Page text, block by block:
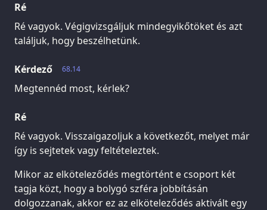
Ré
Ré vagyok. Végigvizsgáljuk mindegyikőtöket és azt
találjuk, hogy beszélhetünk.
68.14
Kérdező
Megtennéd most, kérlek?
Ré
Ré vagyok. Visszaigazoljuk a következőt, melyet már
így is sejtetek vagy feltételeztek.
Mikor az elköteleződés megtörtént e csoport két
tagja közt, hogy a bolygó szféra jobbításán
dolgozzanak, akkor ez az elköteleződés aktivált egy